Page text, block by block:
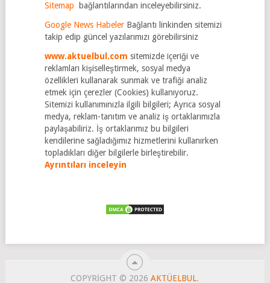
Sitemap
bağlantılarından inceleyebilirsiniz.
Google News Habeler Bağlantı linkinden sitemizi
takip edip güncel yazılarımızı görebilirsiniz
www.aktuelbul.com sitemizde içeriği ve
reklamları kişiselleştirmek, sosyal medya
özellikleri kullanarak sunmak ve trafiği analiz
etmek için çerezler (Cookies) kullanıyoruz.
Sitemizi kullanımınızla ilgili bilgileri; Ayrıca sosyal
medya, reklam-tanıtım ve analiz iş ortaklarımızla
paylaşabiliriz. İş ortaklarımız bu bilgileri
kendilerine sağladığımız hizmetlerini kullanırken
topladıkları diğer bilgilerle birleştirebilir.
Ayrıntıları inceleyin
COPYRIGHT © 2026AKTÜELBUL.